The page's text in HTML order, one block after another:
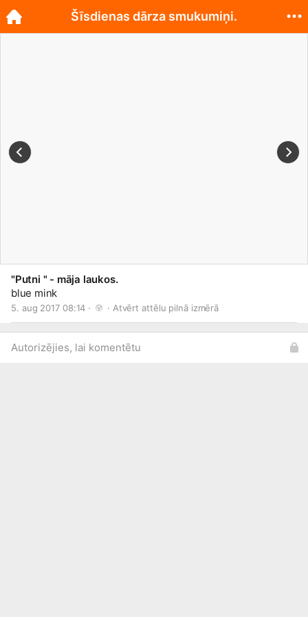
"Putni " - māja laukos.
blue mink
5. aug 2017 08:14 · · Atvērt attēlu pilnā izmērā
Autorizējies, lai komentētu
Šīsdienas dārza smukumiņi.